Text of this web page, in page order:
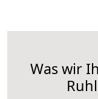
Was wir